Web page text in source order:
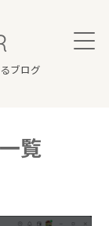
ブログ
覧